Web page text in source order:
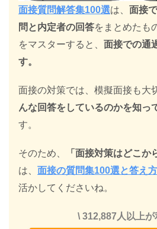
面接質問解答集100選は、 面接
問と内定者の回答をまとめたも
をマスターすると、 面接での通
す。
面接の対策では、模擬面接も大
んな回答をしているのかを知っ
す。
そのため、 「面接対策はどこか
は、 面接の質問集100選と答え方
活かしてくださいね。
\ 312,887人以上が